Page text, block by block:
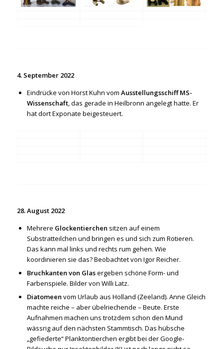
4. September 2022
Eindrücke von Horst Kuhn vom Ausstellungsschiff MS-
Wissenschaft, das gerade in Heilbronn angelegt hatte. Er
hat dort Exponate beigesteuert.
28. August 2022
Mehrere Glockentierchen sitzen auf einem
Substratteilchen und bringen es und sich zum Rotieren.
Das kann mal links und rechts rum gehen. Wie
koordinieren sie das? Beobachtet von Igor Reicher.
Bruchkanten von Glasergeben schöne Form- und
Farbenspiele. Bilder von Willi Latz.
Diatomeen vom Urlaub aus Holland (Zeeland). Anne Gleich
machte reiche – aber übelriechende – Beute. Erste
Aufnahmen machen uns trotzdem schon den Mund
wässrig auf den nächsten Stammtisch. Das hübsche
„gefiederte“ Planktontierchen ergibt bei der Google-